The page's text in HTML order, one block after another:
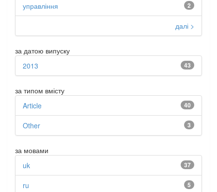
2
управління
далі >
за датою випуску
43
2013
за типом вмісту
40
Article
3
Other
за мовами
37
uk
5
ru